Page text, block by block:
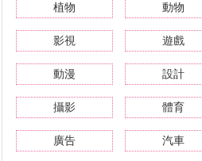
植物 動物
影視 遊戲
動漫 設計
攝影 體育
廣告 汽車